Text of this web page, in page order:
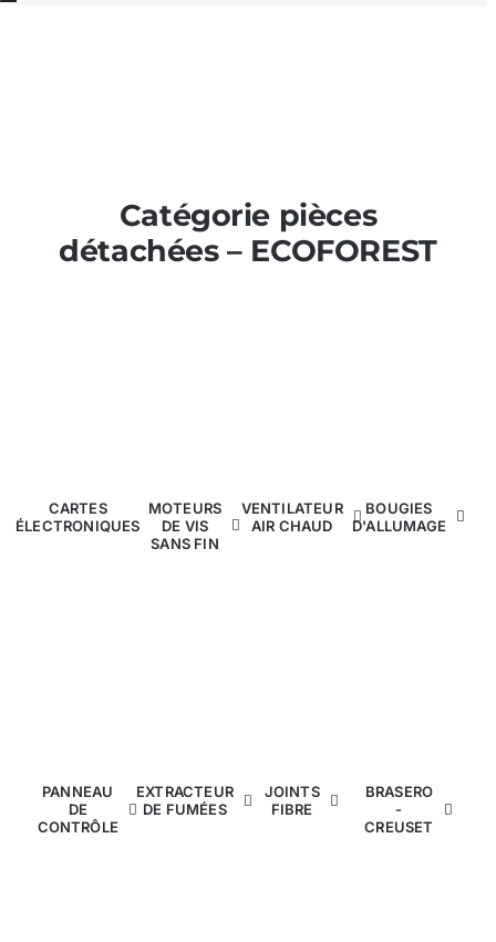
Conduit de fumées
Catégorie pièces
détachées – ECOFOREST
CARTES
ÉLECTRONIQUES
MOTEURS
DE VIS
SANS FIN
VENTILATEUR
AIR CHAUD
BOUGIES
D'ALLUMAGE
PANNEAU
DE
CONTRÔLE
EXTRACTEUR
DE FUMÉES
JOINTS
FIBRE
BRASERO
-
CREUSET